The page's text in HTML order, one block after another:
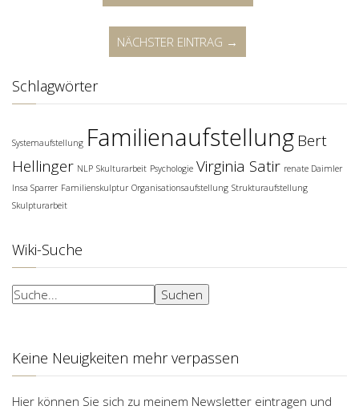
NÄCHSTER EINTRAG →
Schlagwörter
Systemaufstellung Familienaufstellung Bert
Hellinger NLP Skulturarbeit Psychologie Virginia Satir renate Daimler
Insa Sparrer Familienskulptur Organisationsaufstellung Strukturaufstellung
Skulpturarbeit
Wiki-Suche
Suchen Suchen
Keine Neuigkeiten mehr verpassen
Hier können Sie sich zu meinem Newsletter eintragen und